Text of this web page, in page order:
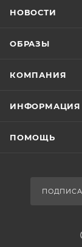
НОВОСТИ
ОБРАЗЫ
КОМПАНИЯ
ИНФОРМАЦИЯ
ПОМОЩЬ